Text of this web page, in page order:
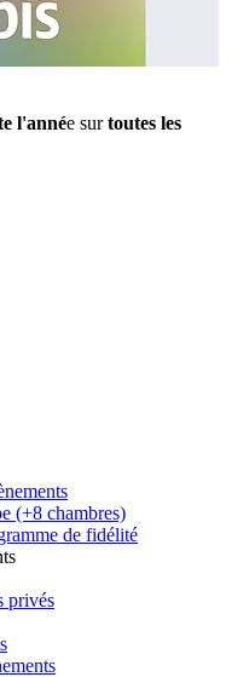
l'année surtoutes les
(+8 chambres)
de fidélité
privés